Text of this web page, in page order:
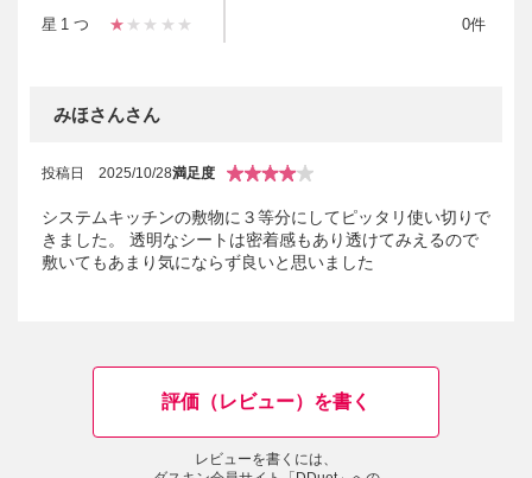
星1つ
★ ★★★★ 0件
みほさんさん
投稿日 2025/10/28満足度
システムキッチンの敷物に３等分にしてピッタリ使い切りで
きました。 透明なシートは密着感もあり透けてみえるので
敷いてもあまり気にならず良いと思いました
評価（レビュー）を書く
レビューを書くには、